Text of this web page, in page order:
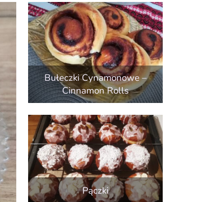
Bułeczki Cynamonowe –
Cinnamon Rolls
Pączki